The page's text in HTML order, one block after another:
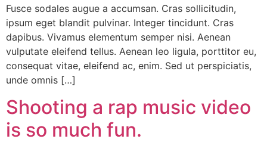
Fusce sodales augue a accumsan. Cras sollicitudin,
ipsum eget blandit pulvinar. Integer tincidunt. Cras
dapibus. Vivamus elementum semper nisi. Aenean
vulputate eleifend tellus. Aenean leo ligula, porttitor eu,
consequat vitae, eleifend ac, enim. Sed ut perspiciatis,
unde omnis […]
Shooting a rap music video
is so much fun.